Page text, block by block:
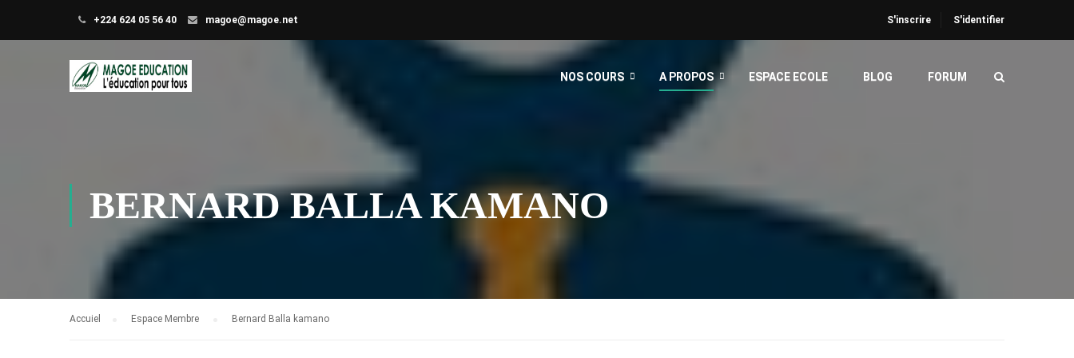
+224 624 05 56 40 magoe@magoe.net S'inscrire S'identifier
NOS COURS A PROPOS ESPACE ECOLE BLOG FORUM
BERNARD BALLA KAMANO
Accuiel Espace Membre Bernard Balla kamano